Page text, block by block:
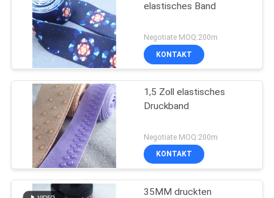
elastisches Band
Negotiate MOQ:200m
KONTAKT
1,5 Zoll elastisches
Druckband
Negotiate MOQ:200m
KONTAKT
35MM druckten